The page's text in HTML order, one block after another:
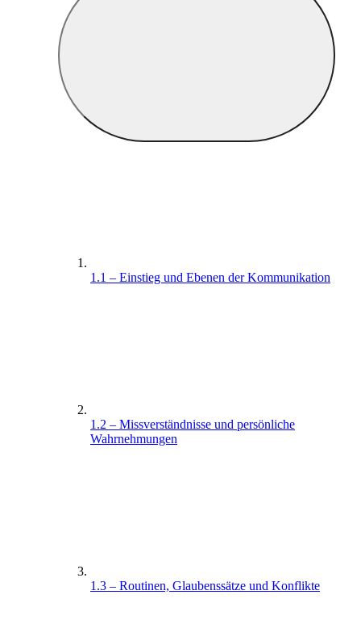
1.1 – Einstieg und Ebenen der Kommunikation
1.2 – Missverständnisse und persönliche
Wahrnehmungen
1.3 – Routinen, Glaubenssätze und Konflikte